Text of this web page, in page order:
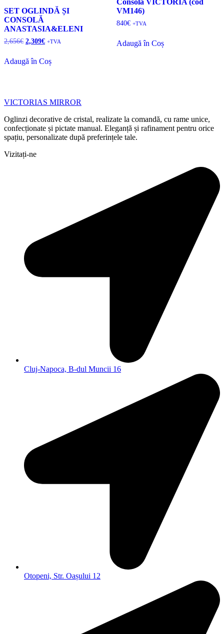
SET OGLINDĂ ȘI
CONSOLĂ
ANASTASIA&ELENI
2,656€ Prețul
a
fost:
2,309€Prețul
2,309€.
+TVA
Adaugă în Coș
Consola VICTORIA (cod
VM146)
840€ +TVA
Adaugă în Coș
VICTORIAS MIRROR
Oglinzi decorative de cristal, realizate la comandă, cu rame unice,
confecționate și pictate manual. Eleganță și rafinament pentru orice
spațiu, personalizate după preferințele tale.
Vizitați-ne
Cluj-Napoca, B-dul Muncii 16
Otopeni, Str. Oașului 12